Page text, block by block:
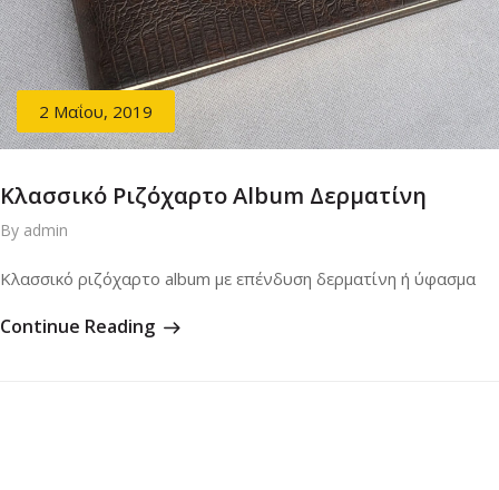
2 Μαΐου, 2019
Κλασσικό Ριζόχαρτο Album Δερματίνη
By admin
Κλασσικό ριζόχαρτο album με επένδυση δερματίνη ή ύφασμα
Continue Reading